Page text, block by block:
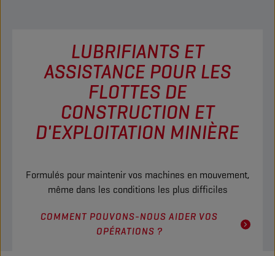
LUBRIFIANTS ET
ASSISTANCE POUR LES
FLOTTES DE
CONSTRUCTION ET
D'EXPLOITATION MINIÈRE
Formulés pour maintenir vos machines en mouvement,
même dans les conditions les plus difficiles
COMMENT POUVONS-NOUS AIDER VOS
OPÉRATIONS ?